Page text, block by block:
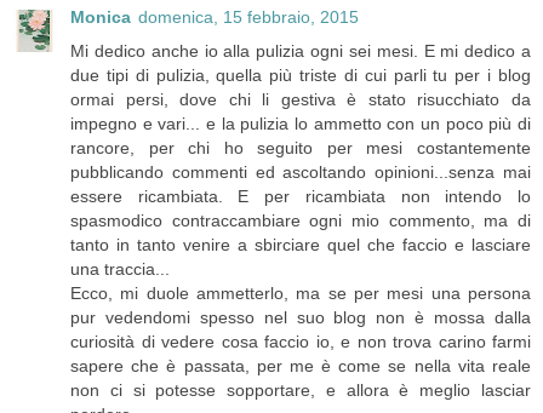
Monica domenica, 15 febbraio, 2015
Mi dedico anche io alla pulizia ogni sei mesi. E mi dedico a
due tipi di pulizia, quella più triste di cui parli tu per i blog
ormai persi, dove chi li gestiva è stato risucchiato da
impegno e vari... e la pulizia lo ammetto con un poco più di
rancore, per chi ho seguito per mesi costantemente
pubblicando commenti ed ascoltando opinioni...senza mai
essere ricambiata. E per ricambiata non intendo lo
spasmodico contraccambiare ogni mio commento, ma di
tanto in tanto venire a sbirciare quel che faccio e lasciare
una traccia...
Ecco, mi duole ammetterlo, ma se per mesi una persona
pur vedendomi spesso nel suo blog non è mossa dalla
curiosità di vedere cosa faccio io, e non trova carino farmi
sapere che è passata, per me è come se nella vita reale
non ci si potesse sopportare, e allora è meglio lasciar